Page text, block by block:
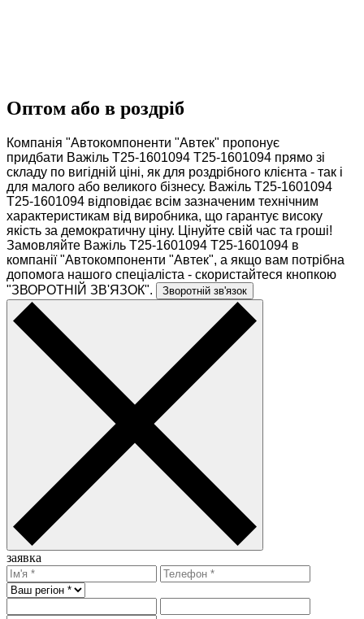
Оптом або в роздріб
Компанія "Автокомпоненти "Автек" пропонує
придбати Важіль Т25-1601094 Т25-1601094 прямо зі
складу по вигідній ціні, як для роздрібного клієнта - так і
для малого або великого бізнесу. Важіль Т25-1601094
Т25-1601094 відповідає всім зазначеним технічним
характеристикам від виробника, що гарантує високу
якість за демократичну ціну. Цінуйте свій час та гроші!
Замовляйте Важіль Т25-1601094 Т25-1601094 в
компанії "Автокомпоненти "Автек", а якщо вам потрібна
допомога нашого спеціаліста - скористайтеся кнопкою
"ЗВОРОТНІЙ ЗВ'ЯЗОК".
Зворотній зв'язок
заявка